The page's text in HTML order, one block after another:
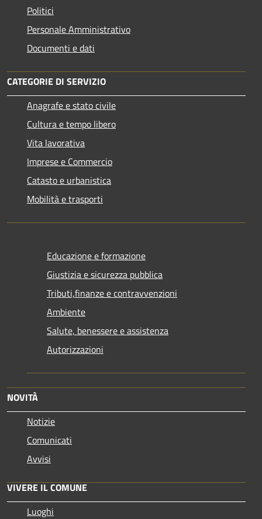
Politici
Personale Amministrativo
Documenti e dati
CATEGORIE DI SERVIZIO
Anagrafe e stato civile
Cultura e tempo libero
Vita lavorativa
Imprese e Commercio
Catasto e urbanistica
Mobilità e trasporti
Educazione e formazione
Giustizia e sicurezza pubblica
Tributi,finanze e contravvenzioni
Ambiente
Salute, benessere e assistenza
Autorizzazioni
NOVITÀ
Notizie
Comunicati
Avvisi
VIVERE IL COMUNE
Luoghi